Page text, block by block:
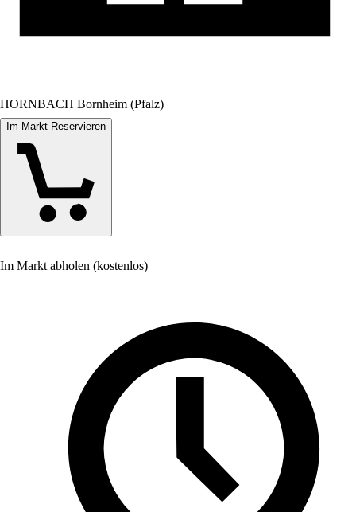
HORNBACH Bornheim (Pfalz)
Im Markt Reservieren
Im Markt abholen (kostenlos)